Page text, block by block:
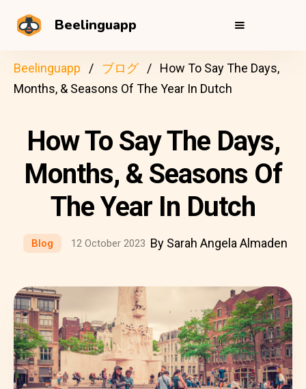
Beelinguapp
Beelinguapp ブログ
How To Say The Days,
Months, & Seasons Of The Year In Dutch
How To Say The Days,
Months, & Seasons Of
The Year In Dutch
Blog 12 October 2023 By Sarah Angela Almaden